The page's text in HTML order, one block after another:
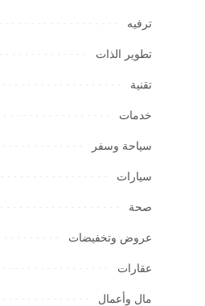
ترفيه
تطوير الذات
تقنية
خدمات
سياحة وسفر
سيارات
صحة
عروض وتخفيضات
عقارات
مال وأعمال